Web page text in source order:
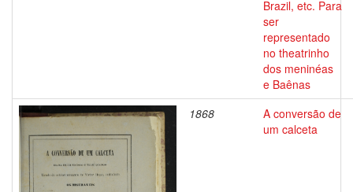
Brazil, etc. Para
ser
representado
no theatrinho
dos meninéas
e Baênas
1868
A conversão de
um calceta